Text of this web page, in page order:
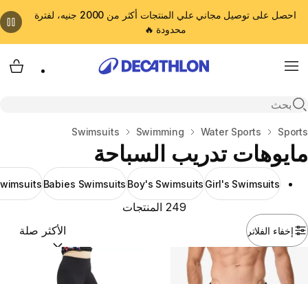
احصل على توصيل مجاني علي المنتجات أكثر من 2000 جنيه، لفترة
محدودة 🔥
Menu
Open search
المنزل
Sports
Water Sports
Swimming
Swimsuits
مايوهات تدريب السباحة
Girl's Swimsuits
Boy's Swimsuits
Babies Swimsuits
إخفاء الفلاتر
249 المنتجات
ترتيب حسب: